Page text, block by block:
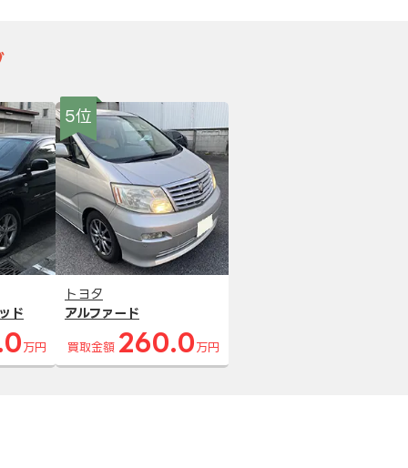
ド
万円
5位
トヨタ
アルファード
買取金額 260.0 万円